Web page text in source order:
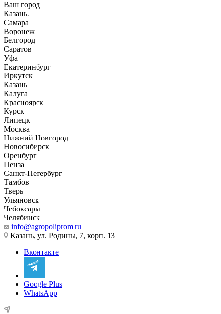
Ваш город
Казань
Самара
Воронеж
Белгород
Саратов
Уфа
Екатеринбург
Иркутск
Казань
Калуга
Красноярск
Курск
Липецк
Москва
Нижний Новгород
Новосибирск
Оренбург
Пенза
Санкт-Петербург
Тамбов
Тверь
Ульяновск
Чебоксары
Челябинск
info@agropoliprom.ru
Казань, ул. Родины, 7, корп. 13
Вконтакте
Google Plus
WhatsApp